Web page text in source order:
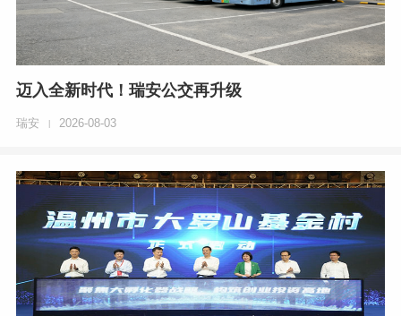
迈入全新时代！瑞安公交再升级
瑞安 | 2026-08-03